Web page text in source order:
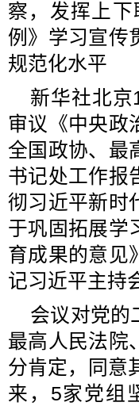
察，发挥上
例》学习宣传
规范化水平
新华社北
审议《中央政
全国政协、最
书记处工作报
彻习近平新时
于巩固拓展学
育成果的意见
记习近平主持
会议对党的
最高人民法院
分肯定，同意
来，5家党组